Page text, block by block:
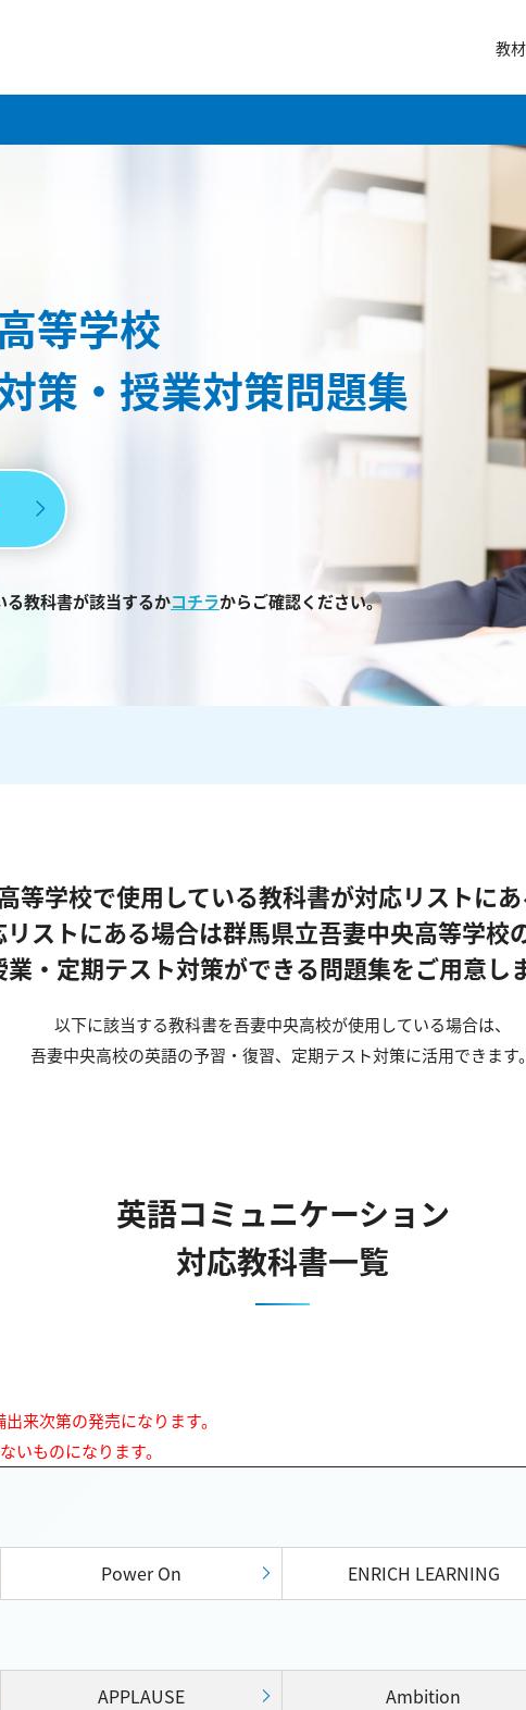
教
等学校
策・授業対策問題集
教科書が該当するかコチラからご確認ください。
等学校で使用している教科書が対応リストに
リストにある場合は群馬県立吾妻中央高等学校
業・定期テスト対策ができる問題集をご用意し
以下に該当する教科書を吾妻中央高校が使用している場合は、
吾妻中央高校の英語の予習・復習、定期テスト対策に活用できます
英語コミュニケーション
対応教科書一覧
来次第の発売になります。
いものになります。
Power On ENRICH LEARNING
APPLAUSE Ambition